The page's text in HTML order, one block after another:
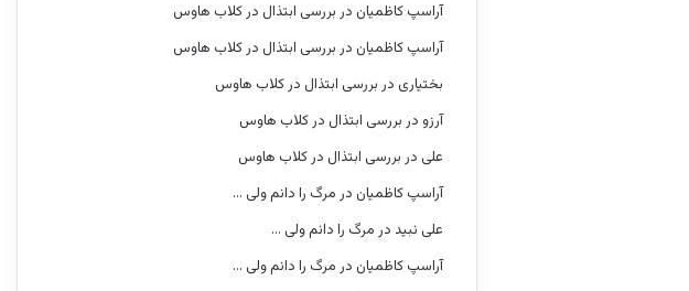
آراسپ کاظمیان در بررسی ابتذال در کلاب هاوس
آراسپ کاظمیان در بررسی ابتذال در کلاب هاوس
بختیاری در بررسی ابتذال در کلاب هاوس
آرزو در بررسی ابتذال در کلاب هاوس
علی در بررسی ابتذال در کلاب هاوس
آراسپ کاظمیان در مرگ را دانم ولی …
علی نبید در مرگ را دانم ولی …
آراسپ کاظمیان در مرگ را دانم ولی …